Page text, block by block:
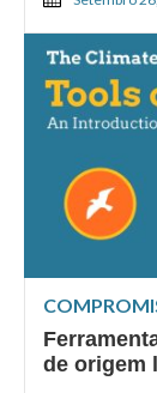
de origem